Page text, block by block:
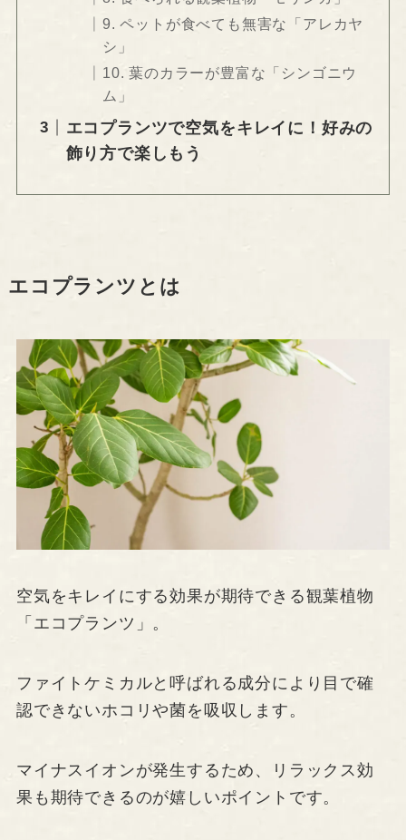
9. ペットが食べても無害な「アレカヤ
シ」
10. 葉のカラーが豊富な「シンゴニウ
ム」
エコプランツで空気をキレイに！好みの
飾り方で楽しもう
エコプランツとは
空気をキレイにする効果が期待できる観葉植物
「エコプランツ」。
ファイトケミカルと呼ばれる成分により目で確
認できないホコリや菌を吸収します。
マイナスイオンが発生するため、リラックス効
果も期待できるのが嬉しいポイントです。